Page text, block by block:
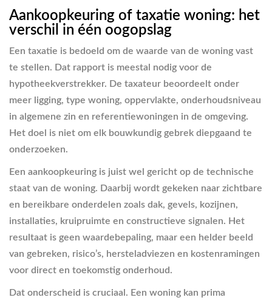
Aankoopkeuring of taxatie woning: het
verschil in één oogopslag
Een taxatie is bedoeld om de waarde van de woning vast
te stellen. Dat rapport is meestal nodig voor de
hypotheekverstrekker. De taxateur beoordeelt onder
meer ligging, type woning, oppervlakte, onderhoudsniveau
in algemene zin en referentiewoningen in de omgeving.
Het doel is niet om elk bouwkundig gebrek diepgaand te
onderzoeken.
Een aankoopkeuring is juist wel gericht op de technische
staat van de woning. Daarbij wordt gekeken naar zichtbare
en bereikbare onderdelen zoals dak, gevels, kozijnen,
installaties, kruipruimte en constructieve signalen. Het
resultaat is geen waardebepaling, maar een helder beeld
van gebreken, risico’s, hersteladviezen en kostenramingen
voor direct en toekomstig onderhoud.
Dat onderscheid is cruciaal. Een woning kan prima